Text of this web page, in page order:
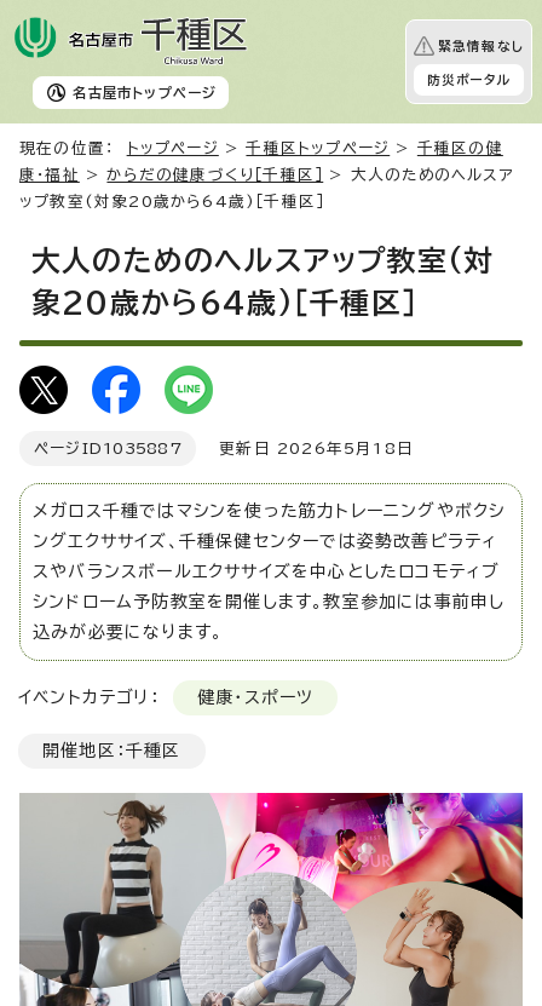
名古屋市 トップページ
緊急情報なし
防災ポータル
現在の位置： トップページ >千種区トップページ > 千種区の健
康・福祉
>からだの健康づくり［千種区］
> 大人のためのヘルスア
ップ教室(対象20歳から64歳)［千種区］
大人のためのヘルスアップ教室(対
象20歳から64歳)［千種区］
ページID 1035887 更新日 2026年5月18日
メガロス千種ではマシンを使った筋力トレーニングやボクシ
ングエクササイズ、千種保健センターでは姿勢改善ピラティ
スやバランスボールエクササイズを中心としたロコモティブ
シンドローム予防教室を開催します。教室参加には事前申し
込みが必要になります。
イベントカテゴリ： 健康・スポーツ
開催地区：千種区